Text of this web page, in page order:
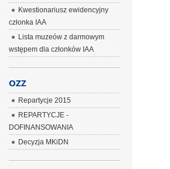
Kwestionariusz ewidencyjny
członka IAA
Lista muzeów z darmowym
wstępem dla członków IAA
OZZ
Repartycje 2015
REPARTYCJE -
DOFINANSOWANIA
Decyzja MKiDN